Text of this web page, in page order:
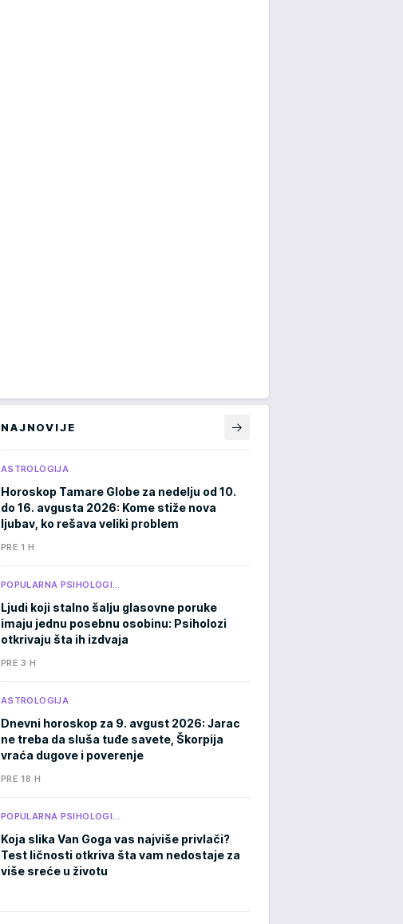
NAJNOVIJE
ASTROLOGIJA
Horoskop Tamare Globe za nedelju od 10.
do 16. avgusta 2026: Kome stiže nova
ljubav, ko rešava veliki problem
PRE 1 H
POPULARNA PSIHOLOGI…
Ljudi koji stalno šalju glasovne poruke
imaju jednu posebnu osobinu: Psiholozi
otkrivaju šta ih izdvaja
PRE 3 H
ASTROLOGIJA
Dnevni horoskop za 9. avgust 2026: Jarac
ne treba da sluša tuđe savete, Škorpija
vraća dugove i poverenje
PRE 18 H
POPULARNA PSIHOLOGI…
Koja slika Van Goga vas najviše privlači?
Test ličnosti otkriva šta vam nedostaje za
više sreće u životu